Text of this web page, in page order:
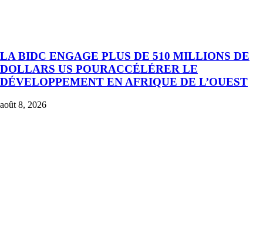
LA BIDC ENGAGE PLUS DE 510 MILLIONS DE
DOLLARS US POURACCÉLÉRER LE
DÉVELOPPEMENT EN AFRIQUE DE L’OUEST
août 8, 2026